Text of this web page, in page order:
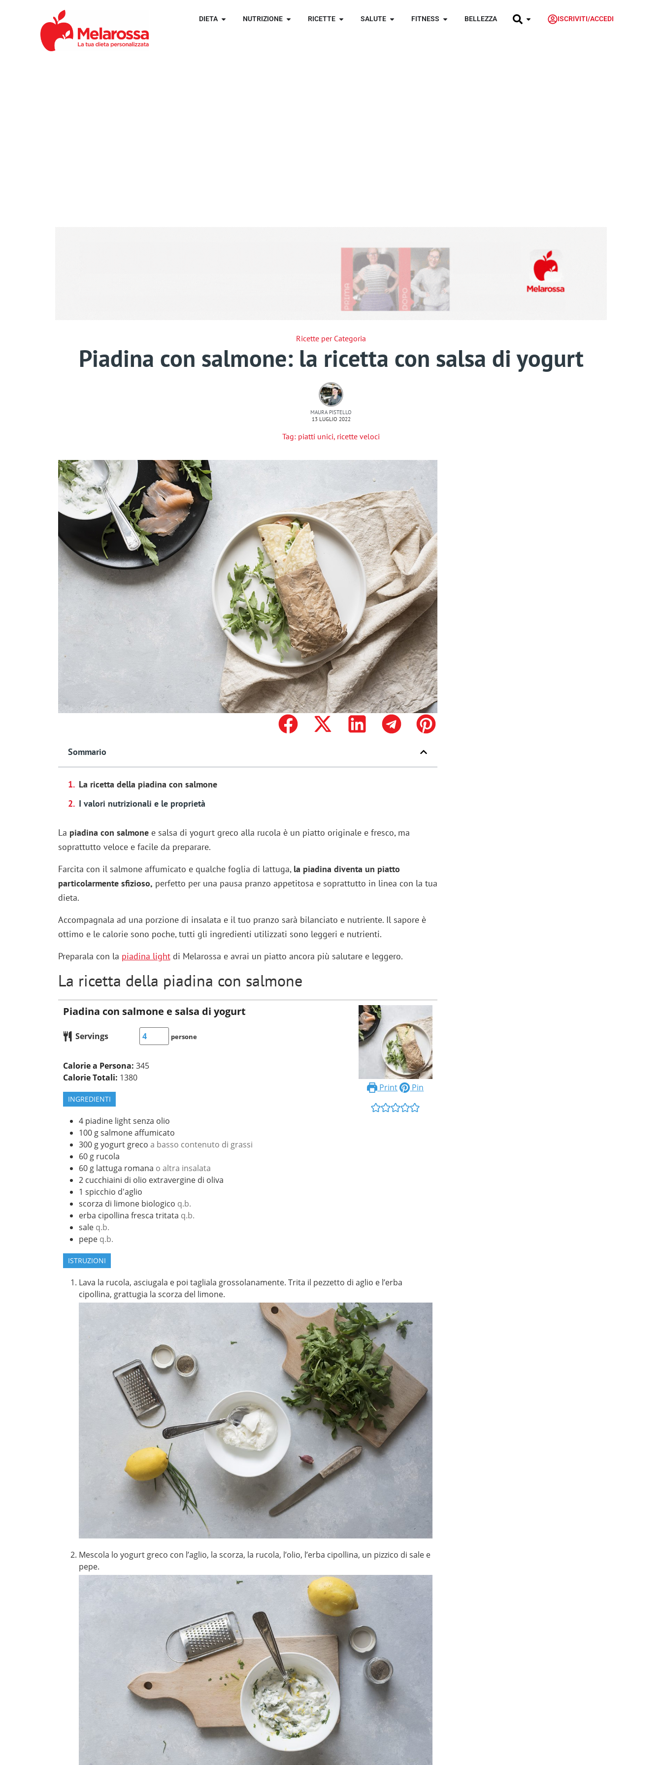
DIETA NUTRIZIONE RICETTE SALUTE FITNESS BELLEZZA ISCRIVITI/ACCEDI
Ricette per Categoria
Piadina con salmone: la ricetta con salsa di yogurt
MAURA PISTELLO
13 LUGLIO 2022
Tag: piatti unici, ricette veloci
Sommario
La ricetta della piadina con salmone
I valori nutrizionali e le proprietà
La piadina con salmonee salsa di yogurt greco alla rucola è un piatto originale e fresco, ma
soprattutto veloce e facile da preparare.
Farcita con il salmone affumicato e qualche foglia di lattuga, la piadina diventa un piatto
particolarmente sfizioso, perfetto per una pausa pranzo appetitosa e soprattutto in linea con la tua
dieta.
Accompagnala ad una porzione di insalata e il tuo pranzo sarà bilanciato e nutriente. Il sapore è
ottimo e le calorie sono poche, tutti gli ingredienti utilizzati sono leggeri e nutrienti.
Preparala con la piadina lightdi Melarossa e avrai un piatto ancora più salutare e leggero.
La ricetta della piadina con salmone
Print Pin
Piadina con salmone e salsa di yogurt
Servings persone
Calorie a Persona: 345
Calorie Totali: 1380
INGREDIENTI
4 piadine light senza olio
100 g salmone affumicato
300 g yogurt greco a basso contenuto di grassi
60 g rucola
60 g lattuga romana o altra insalata
2 cucchiaini di olio extravergine di oliva
1 spicchio d'aglio
scorza di limone biologico q.b.
erba cipollina fresca tritata q.b.
sale q.b.
pepe q.b.
ISTRUZIONI
Lava la rucola, asciugala e poi tagliala grossolanamente. Trita il pezzetto di aglio e l’erba
cipollina, grattugia la scorza del limone.
Mescola lo yogurt greco con l’aglio, la scorza, la rucola, l’olio, l’erba cipollina, un pizzico di sale e
pepe.